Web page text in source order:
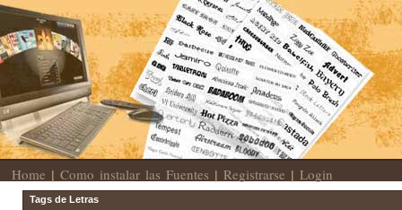
Home | Como instalar las Fuentes | Registrarse | Login
Tags de Letras